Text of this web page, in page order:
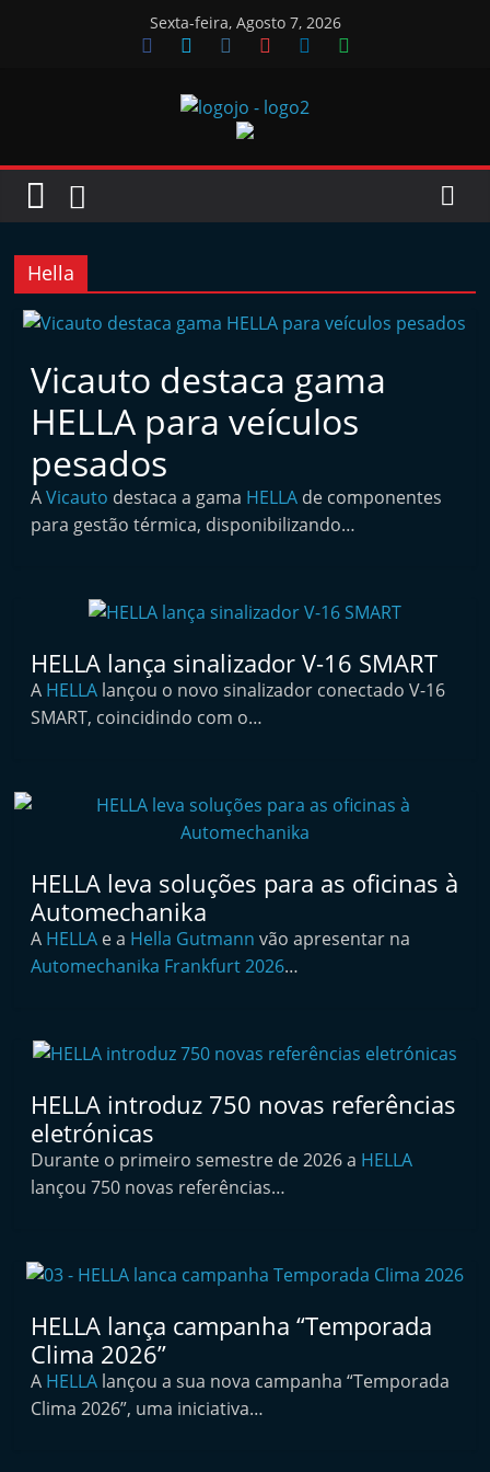
Sexta-feira, Agosto 7, 2026
Jornal
J
r
n
i
n
e
n
d
t
e
d
o
A
f
r
a
r
k
A
t
m
Hella
Vicauto destaca gama
HELLA para veículos
pesados
AVicauto destaca a gama HELLA de componentes
para gestão térmica, disponibilizando…
HELLA lança sinalizador V-16 SMART
A HELLA lançou o novo sinalizador conectado V-16
SMART, coincidindo com o…
HELLA leva soluções para as oficinas à
Automechanika
A HELLA e a Hella Gutmann vão apresentar na
Automechanika Frankfurt 2026…
HELLA introduz 750 novas referências
eletrónicas
Durante o primeiro semestre de 2026 a HELLA
lançou 750 novas referências…
HELLA lança campanha “Temporada
Clima 2026”
A HELLA lançou a sua nova campanha “Temporada
Clima 2026”, uma iniciativa…